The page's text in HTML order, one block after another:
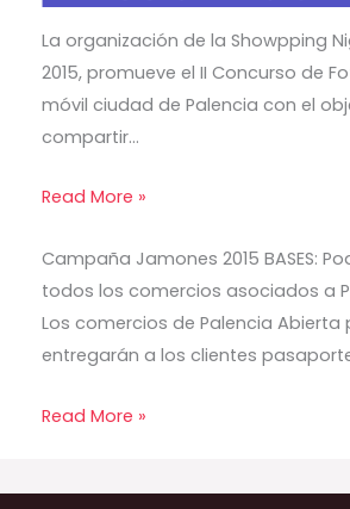
La organización de la Showpping
2015, promueve el II Concurso de
móvil ciudad de Palencia con el
compartir…
Read More »
Campaña Jamones 2015 BASES:
todos los comercios asociados a
Los comercios de Palencia
entregarán a los clientes
Read More »